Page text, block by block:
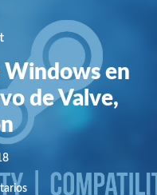
Windows en
de Valve,